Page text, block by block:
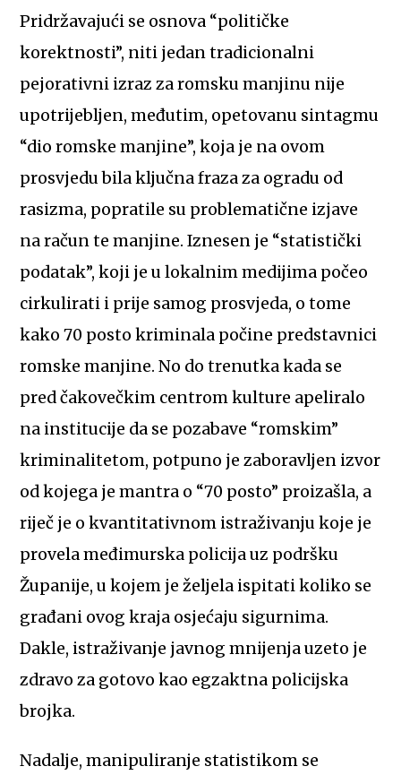
Pridržavajući se osnova “političke
korektnosti”, niti jedan tradicionalni
pejorativni izraz za romsku manjinu nije
upotrijebljen, međutim, opetovanu sintagmu
“dio romske manjine”, koja je na ovom
prosvjedu bila ključna fraza za ogradu od
rasizma, popratile su problematične izjave
na račun te manjine. Iznesen je “statistički
podatak”, koji je u lokalnim medijima počeo
cirkulirati i prije samog prosvjeda, o tome
kako 70 posto kriminala počine predstavnici
romske manjine. No do trenutka kada se
pred čakovečkim centrom kulture apeliralo
na institucije da se pozabave “romskim”
kriminalitetom, potpuno je zaboravljen izvor
od kojega je mantra o “70 posto” proizašla, a
riječ je o kvantitativnom istraživanju koje je
provela međimurska policija uz podršku
Županije, u kojem je željela ispitati koliko se
građani ovog kraja osjećaju sigurnima.
Dakle, istraživanje javnog mnijenja uzeto je
zdravo za gotovo kao egzaktna policijska
brojka.
Nadalje, manipuliranje statistikom se